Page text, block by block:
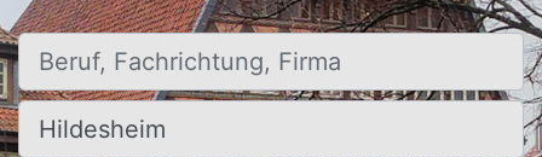
Beruf, Fachrichtung, Firma
Ort, Stadt